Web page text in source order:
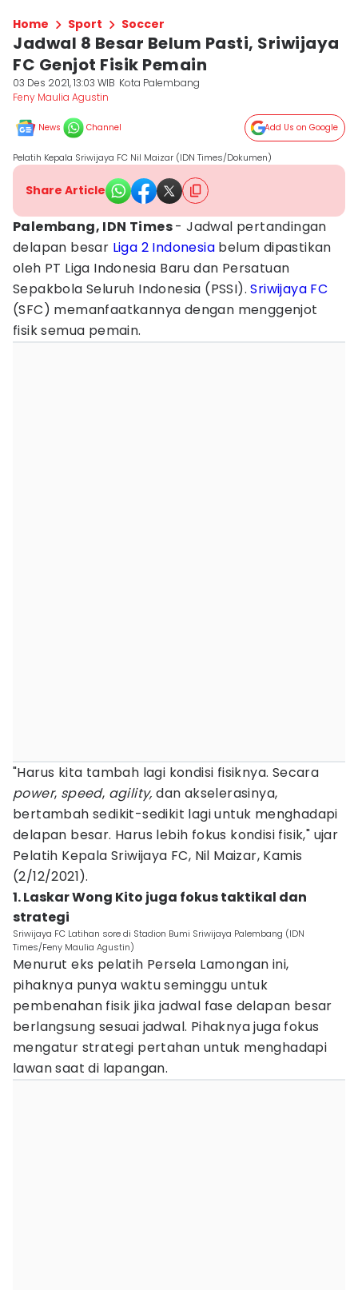
Home Sport Soccer
Jadwal 8 Besar Belum Pasti, Sriwijaya
FC Genjot Fisik Pemain
03 Des 2021, 13:03 WIB Kota Palembang
Feny Maulia Agustin
News Channel Add Us on Google
Pelatih Kepala Sriwijaya FC Nil Maizar (IDN Times/Dokumen)
Share Article
Palembang, IDN Times- Jadwal pertandingan
delapan besar Liga 2 Indonesia belum dipastikan
oleh PT Liga Indonesia Baru dan Persatuan
Sepakbola Seluruh Indonesia (PSSI).Sriwijaya FC
(SFC) memanfaatkannya dengan menggenjot
fisik semua pemain.
"Harus kita tambah lagi kondisi fisiknya. Secara
power, speed, agility,dan akselerasinya,
bertambah sedikit-sedikit lagi untuk menghadapi
delapan besar. Harus lebih fokus kondisi fisik," ujar
Pelatih Kepala Sriwijaya FC, Nil Maizar, Kamis
(2/12/2021).
1. Laskar Wong Kito juga fokus taktikal dan
strategi
Sriwijaya FC Latihan sore di Stadion Bumi Sriwijaya Palembang (IDN
Times/Feny Maulia Agustin)
Menurut eks pelatih Persela Lamongan ini,
pihaknya punya waktu seminggu untuk
pembenahan fisik jika jadwal fase delapan besar
berlangsung sesuai jadwal. Pihaknya juga fokus
mengatur strategi pertahan untuk menghadapi
lawan saat di lapangan.